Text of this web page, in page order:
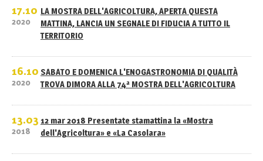
17.10
2020
LA MOSTRA DELL'AGRICOLTURA, APERTA QUESTA
MATTINA, LANCIA UN SEGNALE DI FIDUCIA A TUTTO IL
TERRITORIO
16.10
2020
SABATO E DOMENICA L'ENOGASTRONOMIA DI QUALITÀ
TROVA DIMORA ALLA 74ª MOSTRA DELL'AGRICOLTURA
13.03
2018
12 mar 2018 Presentate stamattina la «Mostra
dell'Agricoltura» e «La Casolara»